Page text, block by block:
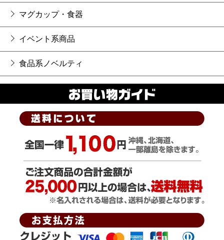
マグカップ・食器
イベント系商品
食品系ノベルティ